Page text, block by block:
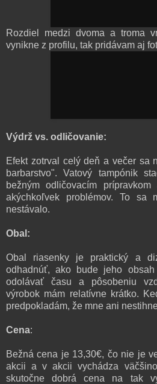
Rozdiel medzi dvoma a troma
vynikne z profilu, tak pridávam aj
Výdrž vs. odličovanie:
Efekt zotrval celý deň a večer sa
barbarstvo". Vatový tampónik
bežným odličovacím
akýchkoľvek problémov. To sa
nestávalo.
Obal:
Obal riasenky je praktický a
odhadnúť, ako bude jeho
odolávať času a pôsobeniu
výrobok mám relatívne krátko.
predpokladám, že mne ani
Cena:
Bežná cena je 13,30€, čo nie je
akcii a v akcii vychádza
skutočne dobrá cena na tak